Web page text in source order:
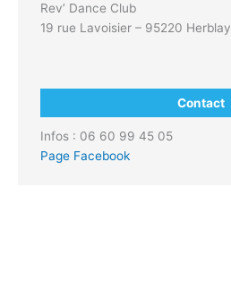
Rev’ Dance Club
19 rue Lavoisier – 95220 Herblay
Contact
Infos : 06 60 99 45 05
Page Facebook